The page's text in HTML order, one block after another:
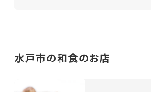
水戸市の和食のお店